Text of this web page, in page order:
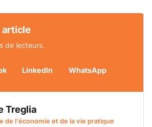
article
de lecteurs.
LinkedIn WhatsApp
Treglia
de l'économie et de la vie pratique